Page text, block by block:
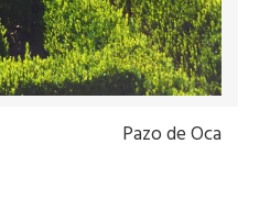
Pazo de Oca